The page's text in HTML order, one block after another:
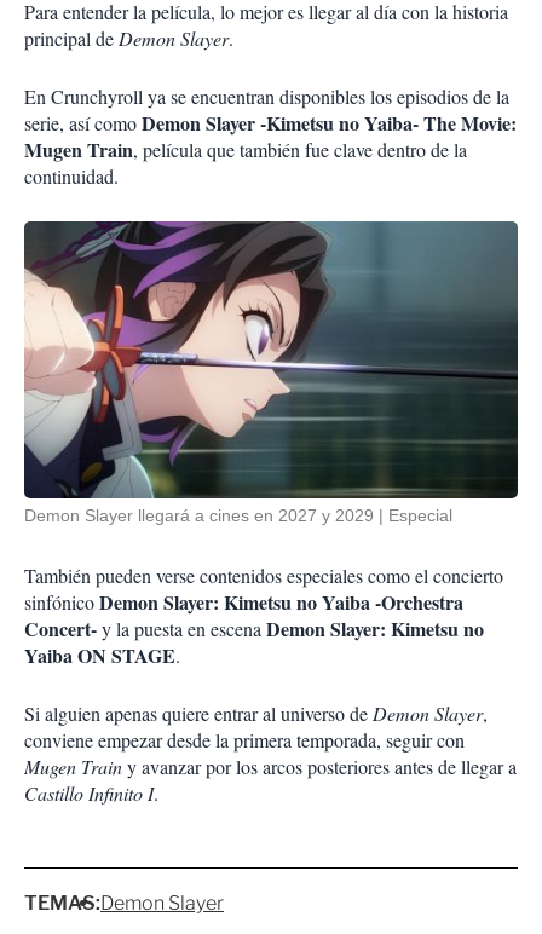
Para entender la película, lo mejor es llegar al día con la historia
principal de Demon Slayer.
En Crunchyroll ya se encuentran disponibles los episodios de la
serie, así comoDemon Slayer -Kimetsu no Yaiba- The Movie:
Mugen Train, película que también fue clave dentro de la
continuidad.
Demon Slayer llegará a cines en 2027 y 2029 Especial
También pueden verse contenidos especiales como el concierto
sinfónicoDemon Slayer: Kimetsu no Yaiba -Orchestra
Concert-y la puesta en escena Demon Slayer: Kimetsu no
Yaiba ON STAGE.
Si alguien apenas quiere entrar al universo de Demon Slayer,
conviene empezar desde la primera temporada, seguir con
Mugen Trainy avanzar por los arcos posteriores antes de llegar a
Castillo Infinito I.
TEMAS:Demon Slayer